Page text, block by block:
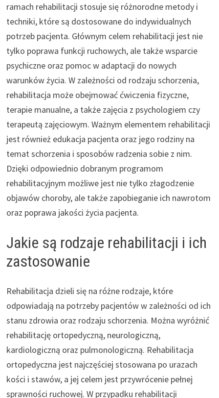
ramach rehabilitacji stosuje się różnorodne metody i
techniki, które są dostosowane do indywidualnych
potrzeb pacjenta. Głównym celem rehabilitacji jest nie
tylko poprawa funkcji ruchowych, ale także wsparcie
psychiczne oraz pomoc w adaptacji do nowych
warunków życia. W zależności od rodzaju schorzenia,
rehabilitacja może obejmować ćwiczenia fizyczne,
terapie manualne, a także zajęcia z psychologiem czy
terapeutą zajęciowym. Ważnym elementem rehabilitacji
jest również edukacja pacjenta oraz jego rodziny na
temat schorzenia i sposobów radzenia sobie z nim.
Dzięki odpowiednio dobranym programom
rehabilitacyjnym możliwe jest nie tylko złagodzenie
objawów choroby, ale także zapobieganie ich nawrotom
oraz poprawa jakości życia pacjenta.
Jakie są rodzaje rehabilitacji i ich
zastosowanie
Rehabilitacja dzieli się na różne rodzaje, które
odpowiadają na potrzeby pacjentów w zależności od ich
stanu zdrowia oraz rodzaju schorzenia. Można wyróżnić
rehabilitację ortopedyczną, neurologiczną,
kardiologiczną oraz pulmonologiczną. Rehabilitacja
ortopedyczna jest najczęściej stosowana po urazach
kości i stawów, a jej celem jest przywrócenie pełnej
sprawności ruchowej. W przypadku rehabilitacji